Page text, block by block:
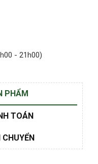
- 21h00)
PHẨM
TOÁN